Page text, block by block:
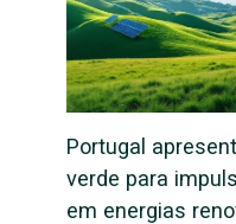
Portugal
verde para
em energias